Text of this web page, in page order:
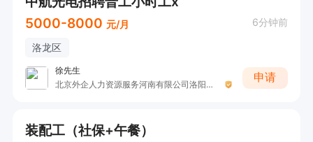
5000-8000 元/月 6分钟前
洛龙区
徐先生
北京外企人力资源服务河南有限公司洛阳分公司
申请
装配工（社保+午餐）